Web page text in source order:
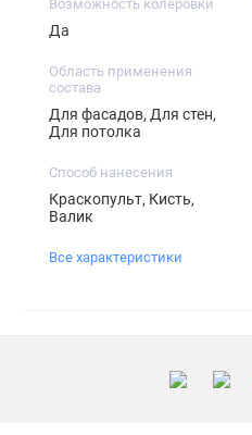
Возможность колеровки
Да
Область применения
состава
Для фасадов, Для стен,
Для потолка
Способ нанесения
Краскопульт, Кисть,
Валик
Все характеристики